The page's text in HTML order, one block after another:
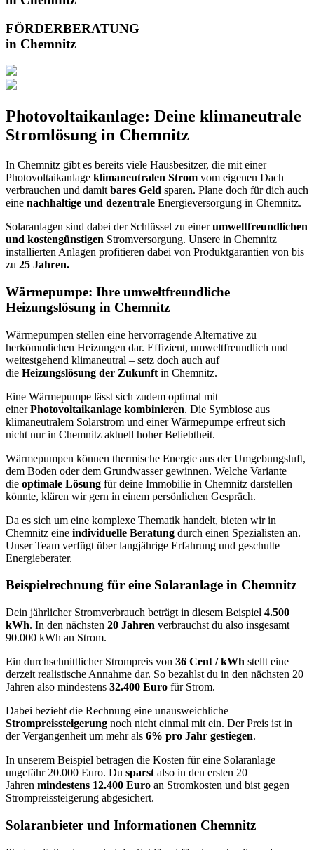
FÖRDERBERATUNG
in Chemnitz
Photovoltaikanlage: Deine klimaneutrale
Stromlösung in Chemnitz
In Chemnitz gibt es bereits viele Hausbesitzer, die mit einer
Photovoltaikanlage klimaneutralen Strom vom eigenen Dach
verbrauchen und damit bares Geld sparen. Plane doch für dich auch
eine nachhaltige und dezentrale Energieversorgung in Chemnitz.
Solaranlagen sind dabei der Schlüssel zu einerumweltfreundlichen
und kostengünstigen Stromversorgung. Unsere in Chemnitz
installierten Anlagen profitieren dabei von Produktgarantien von bis
zu 25 Jahren.
Wärmepumpe: Ihre umweltfreundliche
Heizungslösung in Chemnitz
Wärmepumpen stellen eine hervorragende Alternative zu
herkömmlichen Heizungen dar. Effizient, umweltfreundlich und
weitestgehend klimaneutral – setz doch auch auf
die Heizungslösung der Zukunft in Chemnitz.
Eine Wärmepumpe lässt sich zudem optimal mit
einerPhotovoltaikanlage kombinieren. Die Symbiose aus
klimaneutralem Solarstrom und einer Wärmepumpe erfreut sich
nicht nur in Chemnitz aktuell hoher Beliebtheit.
Wärmepumpen können thermische Energie aus der Umgebungsluft,
dem Boden oder dem Grundwasser gewinnen. Welche Variante
die optimale Lösung für deine Immobilie in Chemnitz darstellen
könnte, klären wir gern in einem persönlichen Gespräch.
Da es sich um eine komplexe Thematik handelt, bieten wir in
Chemnitz eine individuelle Beratung durch einen Spezialisten an.
Unser Team verfügt über langjährige Erfahrung und geschulte
Energieberater.
Beispielrechnung für eine Solaranlage in Chemnitz
Dein jährlicher Stromverbrauch beträgt in diesem Beispiel 4.500
kWh. In den nächsten 20 Jahren verbrauchst du also insgesamt
90.000 kWh an Strom.
Ein durchschnittlicher Strompreis von 36 Cent / kWh stellt eine
derzeit realistische Annahme dar. So bezahlst du in den nächsten 20
Jahren also mindestens 32.400 Euro für Strom.
Dabei bezieht die Rechnung eine unausweichliche
Strompreissteigerung noch nicht einmal mit ein. Der Preis ist in
der Vergangenheit um mehr als 6% pro Jahr gestiegen.
In unserem Beispiel betragen die Kosten für eine Solaranlage
ungefähr 20.000 Euro. Du sparst also in den ersten 20
Jahren mindestens 12.400 Euro an Stromkosten und bist gegen
Strompreissteigerung abgesichert.
Solaranbieter und Informationen Chemnitz